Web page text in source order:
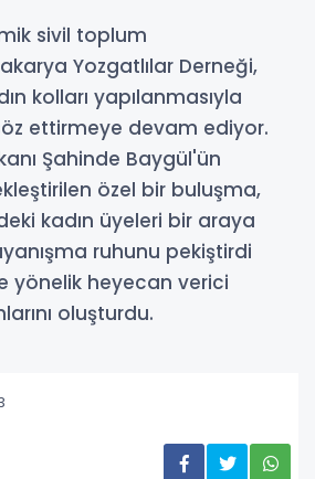
sivil toplum
Yozgatlılar Derneği,
kolları yapılanmasıyla
ettirmeye devam ediyor.
Şahinde Baygül'ün
özel bir buluşma,
kadın üyeleri bir araya
ruhunu pekiştirdi
yönelik heyecan verici
oluşturdu.